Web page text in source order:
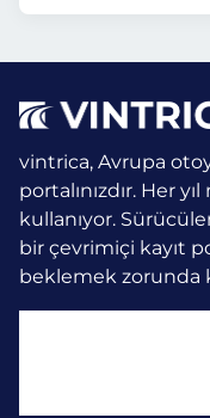
vintrica, Avrupa
portalınızdır. Her
kullanıyor.
bir çevrimiçi kayıt
beklemek zorunda